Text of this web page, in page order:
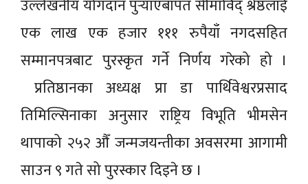
उल्लेखनीय योगदान पुर्‍याएबापत सीमाविद् श्रेष्ठलाई
एक लाख एक हजार १११ रुपैयाँ नगदसहित
सम्मानपत्रबाट पुरस्कृत गर्ने निर्णय गरेको हो ।
प्रतिष्ठानका अध्यक्ष प्रा डा पार्थिवेश्वरप्रसाद
तिमिल्सिनाका अनुसार राष्ट्रिय विभूति भीमसेन
थापाको २५२ औँ जन्मजयन्तीका अवसरमा आगामी
साउन ९ गते सो पुरस्कार दिइने छ ।